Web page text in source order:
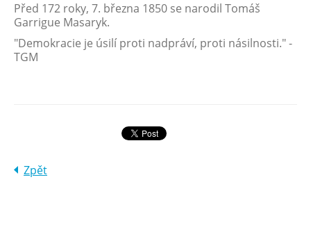
Před 172 roky, 7. března 1850 se narodil Tomáš
Garrigue Masaryk.
"Demokracie je úsilí proti nadpráví, proti násilnosti." -
TGM
Zpět